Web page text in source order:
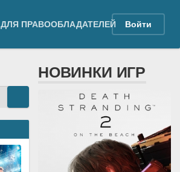
ДЛЯ ПРАВООБЛАДАТЕЛЕЙ Войти
НОВИНКИ ИГР